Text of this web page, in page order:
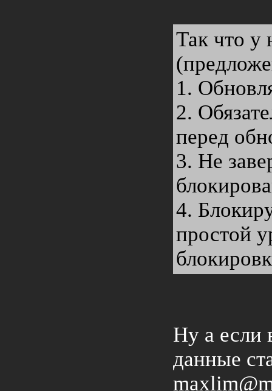
Так что у
1.
2.
перед
3. Не
4.
простой
Ну а если
данные